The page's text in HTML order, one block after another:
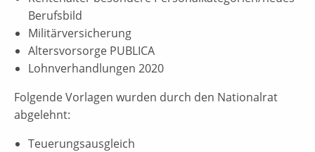
Berufsbild
Militärversicherung
Altersvorsorge PUBLICA
Lohnverhandlungen 2020
Folgende Vorlagen wurden durch den Nationalrat
abgelehnt:
Teuerungsausgleich